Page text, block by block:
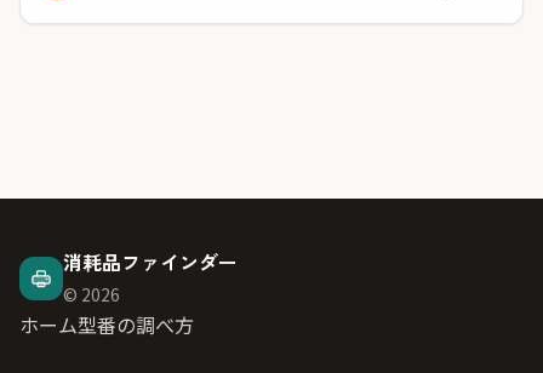
消耗品ファインダー
© 2026
ホーム型番の調べ方